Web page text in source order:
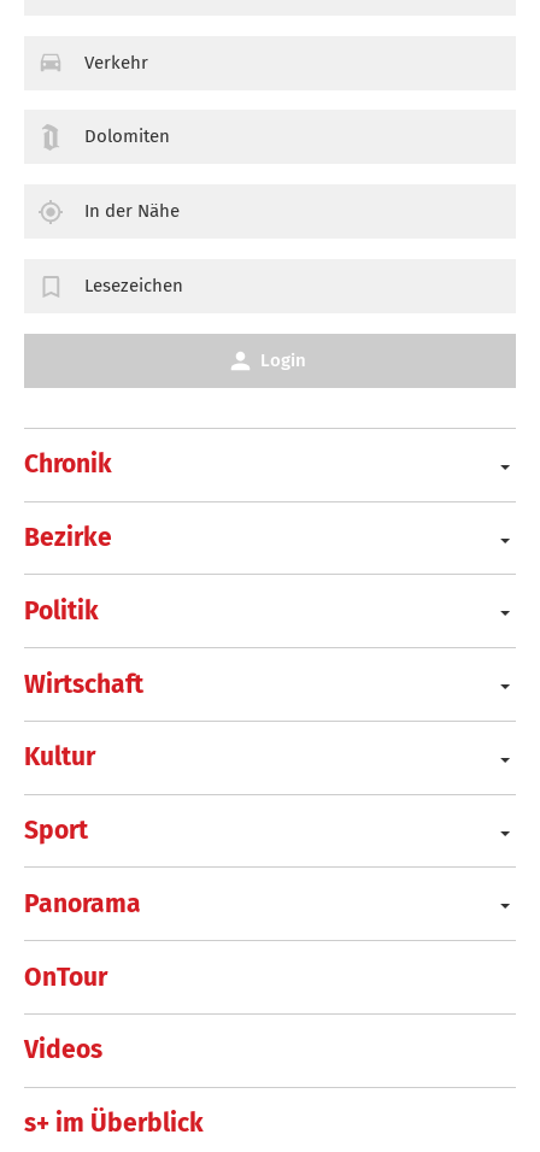
Chronik
Bezirke
Politik
Wirtschaft
Kultur
Sport
Panorama
OnTour
Videos
s+ im Überblick
Verkehr
Dolomiten
In der Nähe
Lesezeichen
Login